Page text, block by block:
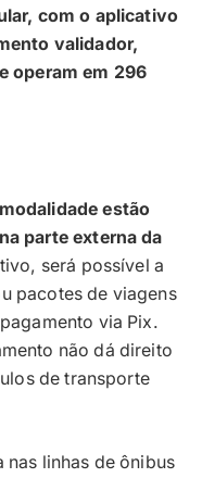
com o aplicativo
validador,
operam em 296
estão
parte externa da
será possível a
pacotes de viagens
via Pix.
não dá direito
de transporte
nas linhas de ônibus